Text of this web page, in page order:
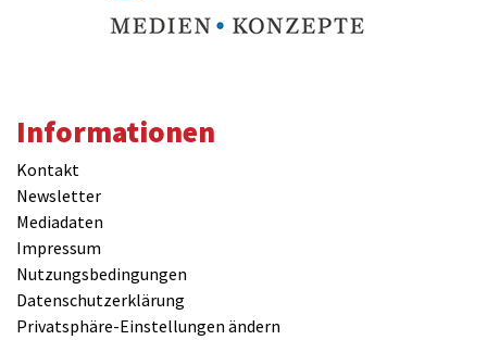
Informationen
Kontakt
Newsletter
Mediadaten
Impressum
Nutzungsbedingungen
Datenschutzerklärung
Privatsphäre-Einstellungen ändern